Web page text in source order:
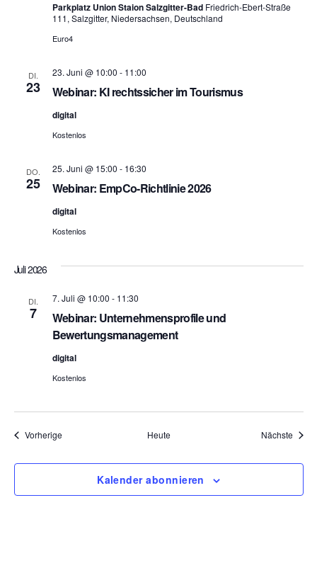
Parkplatz Union Staion Salzgitter-Bad Friedrich-Ebert-Straße
111, Salzgitter, Niedersachsen, Deutschland
Euro4
DI.
23 Webinar: KI rechtssicher im Tourismus
23. Juni @ 10:00 - 11:00
digital
Kostenlos
DO.
25 Webinar: EmpCo-Richtlinie 2026
25. Juni @ 15:00 - 16:30
digital
Kostenlos
Juli 2026
DI.
7
Webinar: Unternehmensprofile und
Bewertungsmanagement
7. Juli @ 10:00 - 11:30
digital
Kostenlos
VorherigeVeranstaltungen Heute Nächste
Kalender abonnieren